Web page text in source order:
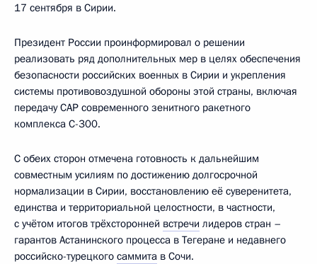
17 сентября в Сирии.
Президент России проинформировал о решении
реализовать ряд дополнительных мер в целях обеспечения
безопасности российских военных в Сирии и укрепления
системы противовоздушной обороны этой страны, включая
передачу САР современного зенитного ракетного
комплекса С-300.
С обеих сторон отмечена готовность к дальнейшим
совместным усилиям по достижению долгосрочной
нормализации в Сирии, восстановлению её суверенитета,
единства и территориальной целостности, в частности,
с учётом итогов трёхсторонней встречи лидеров стран –
гарантов Астанинского процесса в Тегеране и недавнего
российско-турецкого саммита в Сочи.